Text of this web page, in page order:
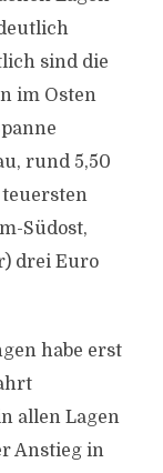
sind die
im Osten
rund 5,50
Südost,
drei Euro
habe erst
allen Lagen
Anstieg in